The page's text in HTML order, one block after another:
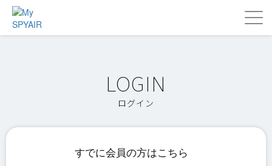
ログイン
すでに会員の方はこちら